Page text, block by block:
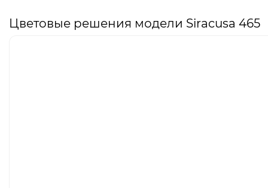
Цветовые решения модели Siracusa 465